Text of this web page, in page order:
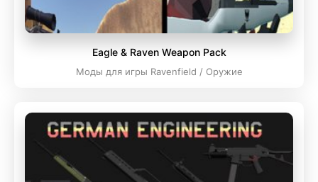
Eagle & Raven Weapon Pack
Моды для игры Ravenfield / Оружие